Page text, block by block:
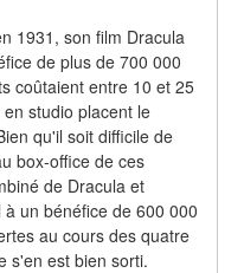
1931, son film Dracula
de plus de 700 000
coûtaient entre 10 et 25
studio placent le
qu'il soit difficile de
box-office de ces
de Dracula et
un bénéfice de 600 000
au cours des quatre
s'en est bien sorti.